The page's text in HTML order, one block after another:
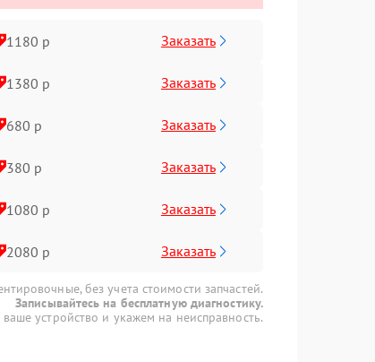
1180 р Заказать
1380 р Заказать
680 р Заказать
380 р Заказать
1080 р Заказать
2080 р Заказать
без учета стоимости запчастей.
Записывайтесь на бесплатную диагностику.
устройство и укажем на неисправность.